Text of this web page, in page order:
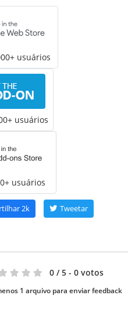
usuários
usuários
usuários
2k Tweetar
0 / 5 - 0 votos
1 arquivo para enviar feedback